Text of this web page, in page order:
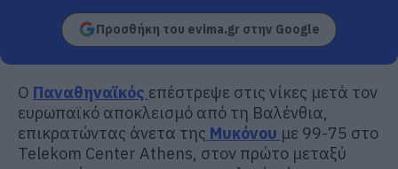
Προσθήκη του evima.gr στην Google
Ο Παναθηναϊκός επέστρεψε στις νίκες μετά τον
ευρωπαϊκό αποκλεισμό από τη Βαλένθια,
επικρατώντας άνετα της Μυκόνου με 99-75 στο
Telekom Center Athens, στον πρώτο μεταξύ